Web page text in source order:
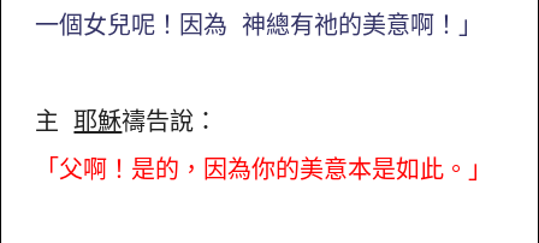
一個女兒呢！因為 神總有祂的美意啊！」
主耶穌禱告說：
「父啊！是的，因為你的美意本是如此。」